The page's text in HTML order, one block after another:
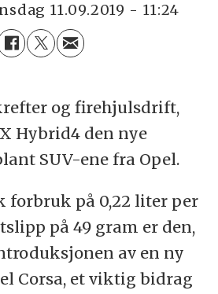
onsdag 11.09.2019 - 11:24
og firehjulsdrift,
Hybrid4 den nye
SUV-ene fra Opel.
forbruk på 0,22 liter per
på 49 gram er den,
av en ny
Corsa, et viktig bidrag